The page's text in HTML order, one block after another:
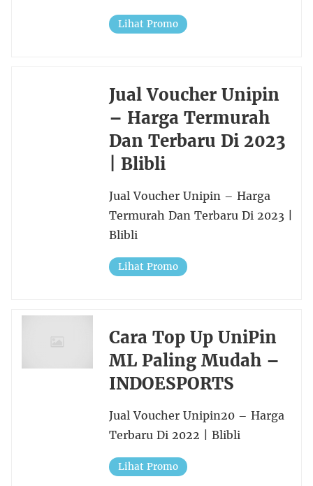
Lihat Promo
Jual Voucher Unipin
– Harga Termurah
Dan Terbaru Di 2023
| Blibli
Jual Voucher Unipin – Harga
Termurah Dan Terbaru Di 2023 |
Blibli
Lihat Promo
Cara Top Up UniPin
ML Paling Mudah –
INDOESPORTS
Jual Voucher Unipin20 – Harga
Terbaru Di 2022 | Blibli
Lihat Promo